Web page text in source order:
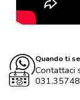
Quando ti
Contattaci